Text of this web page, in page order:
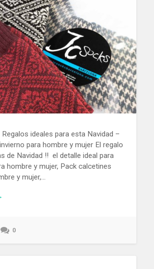
ideales para esta Navidad –
para hombre y mujer El regalo
de Navidad !! el detalle ideal para
hombre y mujer, Pack calcetines
y mujer,…
0